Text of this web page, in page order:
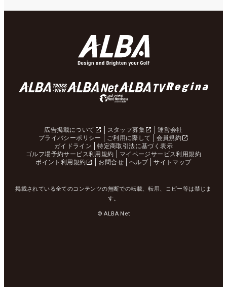
広告掲載について スタッフ募集
運営会社
プライバシーポリシー
ご利用に際して
会員規約
ガイドライン
特定商取引法に基づく表示
ゴルフ場予約サービス利用規約
マイページサービス利用規約
ポイント利用規約
お問合せ ヘルプ サイトマップ
掲載されている全てのコンテンツの無断での転載、転用、コピー等は禁じま
す。
© ALBA Net